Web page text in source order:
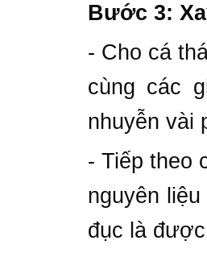
Bước 3:
- Cho cá
cùng các
nhuyễn vài
- Tiếp theo
nguyên
đục là